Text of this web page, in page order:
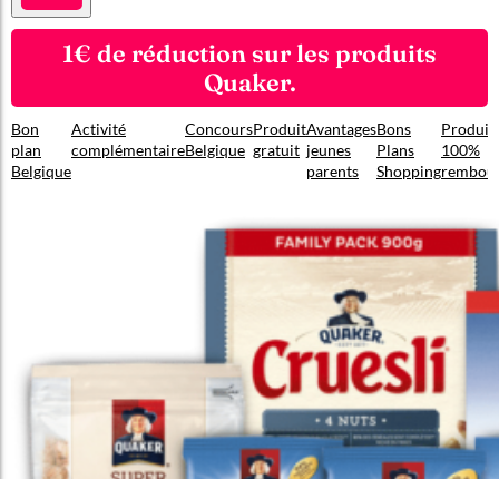
1€ de réduction sur les produits
Quaker.
Bon
plan
Belgique
Activité
complémentaire
Concours
Belgique
Produit
gratuit
Avantages
jeunes
parents
Bons
Plans
Shopping
Produit
100%